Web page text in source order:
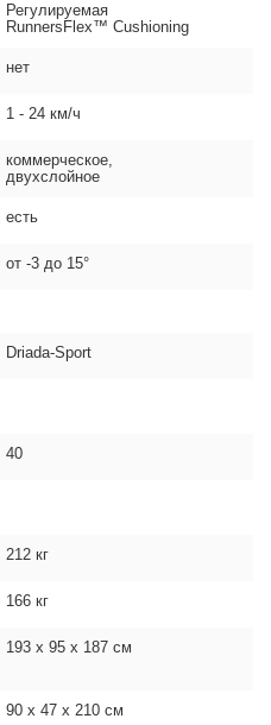
Регулируемая
RunnersFlex™ Cushioning
нет
1 - 24 км/ч
коммерческое,
двухслойное
есть
от -3 до 15°
Driada-Sport
40
212 кг
166 кг
193 х 95 х 187 см
90 х 47 х 210 см